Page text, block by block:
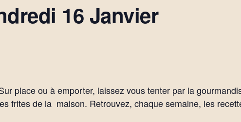
16 Janvier
place ou à emporter, laissez vous tenter par la
frites de la maison. Retrouvez, chaque semaine, les